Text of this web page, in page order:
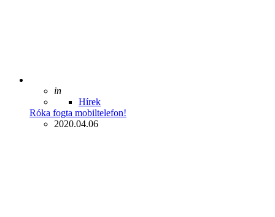
Posted
in
Hírek
Róka fogta mobiltelefon!
2020.04.06